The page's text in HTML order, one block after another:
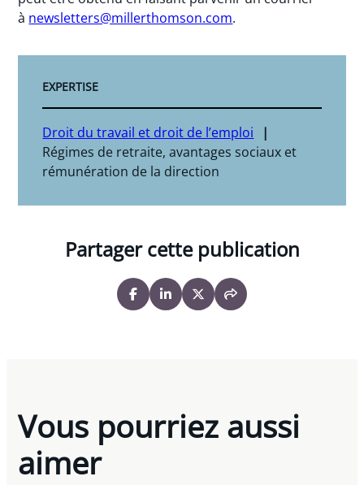
à newsletters@millerthomson.com.
EXPERTISE
Droit du travail et droit de l’emploi
Régimes de retraite, avantages sociaux et
rémunération de la direction
Partager cette publication
Vous pourriez aussi
aimer